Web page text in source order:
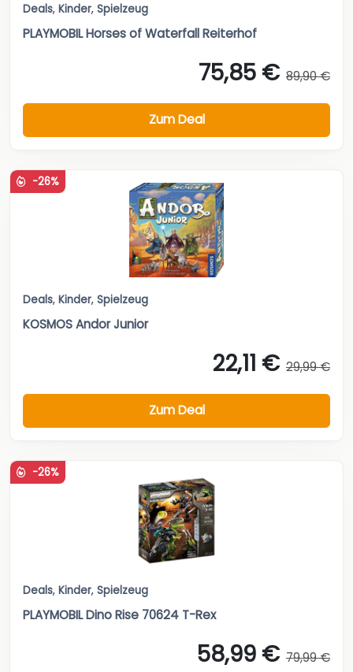
Deals, Kinder, Spielzeug
PLAYMOBIL Horses of Waterfall Reiterhof
75,85 € 89,90 €
Zum Deal
-26%
Deals, Kinder, Spielzeug
KOSMOS Andor Junior
22,11 € 29,99 €
Zum Deal
-26%
Deals, Kinder, Spielzeug
PLAYMOBIL Dino Rise 70624 T-Rex
58,99 € 79,99 €